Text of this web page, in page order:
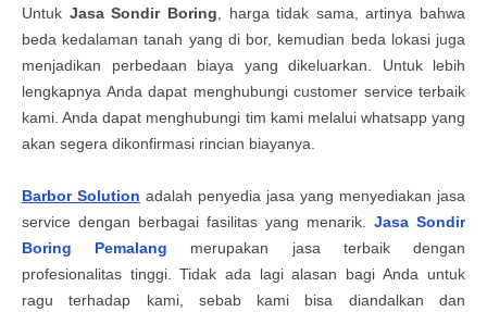
Untuk JasaSondir Boring , harga tidak sama, artinya bahwa
beda kedalaman tanah yang di bor, kemudian beda lokasi juga
menjadikan perbedaan biaya yang dikeluarkan. Untuk lebih
lengkapnya Anda dapat menghubungi customer service terbaik
kami. Anda dapat menghubungi tim kami melalui whatsapp yang
akan segera dikonfirmasi rincian biayanya.
Barbor Solution adalah penyedia jasa yang menyediakan jasa
service dengan berbagai fasilitas yang menarik. Jasa Sondir
Boring Pemalang
merupakan jasa terbaik dengan
profesionalitas tinggi. Tidak ada lagi alasan bagiAnda untuk
ragu terhadap kami, sebab kami bisa diandalkan dan